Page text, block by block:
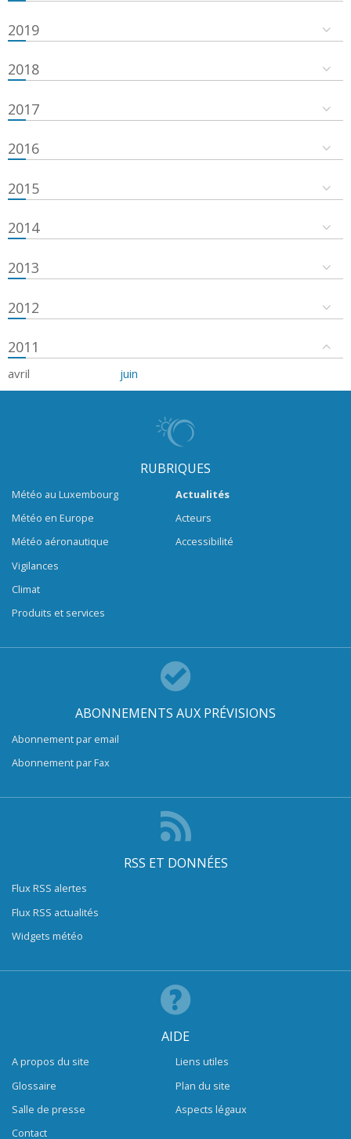
2019
2018
2017
2016
2015
2014
2013
2012
2011
avril juin
RUBRIQUES
Météo au Luxembourg
Météo en Europe
Météo aéronautique
Vigilances
Climat
Produits et services
Actualités
Acteurs
Accessibilité
ABONNEMENTS AUX PRÉVISIONS
Abonnement par email
Abonnement par Fax
RSS ET DONNÉES
Flux RSS alertes
Flux RSS actualités
Widgets météo
AIDE
A propos du site
Glossaire
Salle de presse
Contact
Liens utiles
Plan du site
Aspects légaux